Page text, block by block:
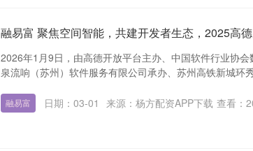
融易富 聚焦空间智能，共建开发者生态，2025高
2026年1月9日，由高德开放平台主办、中国软件行业协
泉流响（苏州）软件服务有限公司承办、苏州高铁新城环
融易富 日期：03-01 来源：杨方配资APP下载 查看：